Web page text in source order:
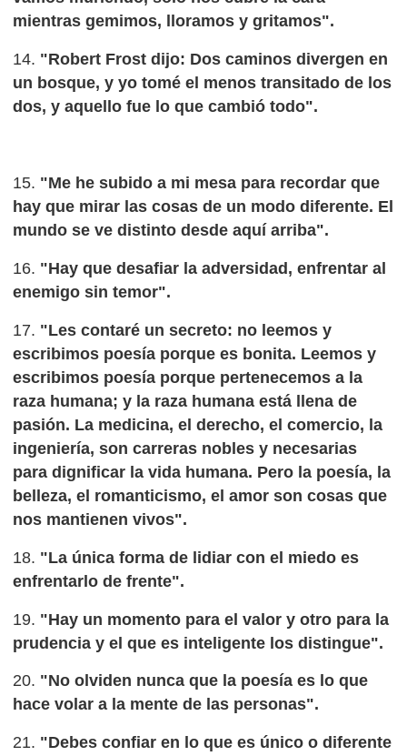
mientras gemimos, lloramos y gritamos".
14. "Robert Frost dijo: Dos caminos divergen en
un bosque, y yo tomé el menos transitado de los
dos, y aquello fue lo que cambió todo".
15. "Me he subido a mi mesa para recordar que
hay que mirar las cosas de un modo diferente. El
mundo se ve distinto desde aquí arriba".
16. "Hay que desafiar la adversidad, enfrentar al
enemigo sin temor".
17. "Les contaré un secreto: no leemos y
escribimos poesía porque es bonita. Leemos y
escribimos poesía porque pertenecemos a la
raza humana; y la raza humana está llena de
pasión. La medicina, el derecho, el comercio, la
ingeniería, son carreras nobles y necesarias
para dignificar la vida humana. Pero la poesía, la
belleza, el romanticismo, el amor son cosas que
nos mantienen vivos".
18. "La única forma de lidiar con el miedo es
enfrentarlo de frente".
19. "Hay un momento para el valor y otro para la
prudencia y el que es inteligente los distingue".
20. "No olviden nunca que la poesía es lo que
hace volar a la mente de las personas".
21. "Debes confiar en lo que es único o diferente